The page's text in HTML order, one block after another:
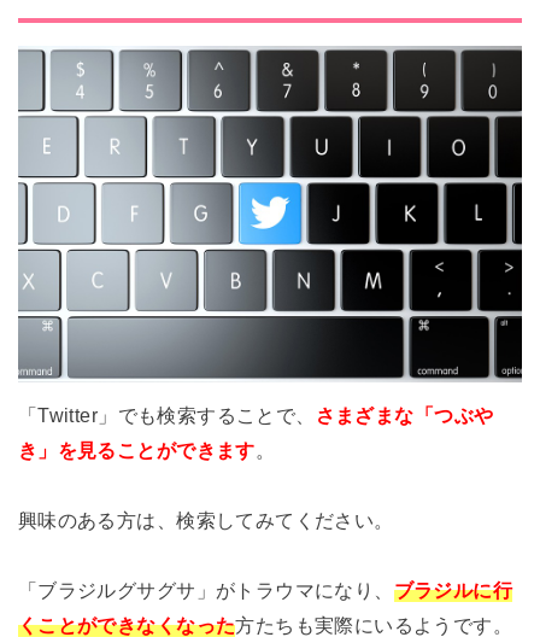
「Twitter」でも検索することで、
さまざまな「つぶや
き」を見ることができます。
興味のある方は、検索してみてください。
「ブラジルグサグサ」がトラウマになり、 ブラジルに行
くことができなくなった方たちも実際にいるようです。